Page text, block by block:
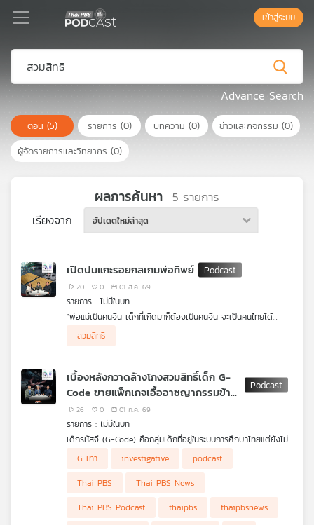
Podcast
เพล
ย์
ลิ
เพล
สต์
เพลง
เข้าสู่ระบบ
Advance Search
ตอน (5) รายการ (0) บทความ (0) ข่าวและกิจกรรม (0)
ผู้จัดรายการและวิทยากร (0)
ผลการค้นหา 5 รายการ
เรียงจาก อัปเดตใหม่ล่าสุด
เปิดปมแกะรอยกลเกมพ่อทิพย์
20 0 01 ส.ค. 69
รายการ : ไม่มีในบท
"พ่อแม่เป็นคนจีน เด็กที่เกิดมาก็ต้องเป็นคนจีน จะเป็นคนไทยได้
อย่างไร?" กลายเป็นประเด็นร้อนประเด็นใหญ่จากข่าวการสวมสิทธิให้
เด็กชาวจีนมีสัญชาติไทย รายการ ไม่มีในบท ชวนย้อนจุดเริ่มต้น
สวมสิทธิสัญชาติไทยให้เด็กจีน ไปค้นพบว่าพ่อทิพย์บางคนถึงหุ้นบริ
ษัททุนจีนขนาดใหญ่อีกด้วย
เบื้องหลังข่าวเล่าโดย...วาทินี นวฤทธิศวิน, อาทิตย์ โชต์สัจจานันท์ และ
เจษฎา ต้นจำปา จากกลุ่มข่าวสืบสวน สำนักข่าว ไทยพีบีเอส ค่ะ
สวมสิทธิ
เบื้องหลังกวาดล้างโกงสวมสิทธิ์เด็ก G-
Code ขายแพ็กเกจเอื้ออาชญากรรมข้าม
ชาติ
26 0 01 ก.ค. 69
รายการ : ไม่มีในบท
เด็กรหัสจี (G-Code) คือกลุ่มเด็กที่อยู่ในระบบการศึกษาไทยแต่ยังไม่มี
รวมถึงลูกหลานแรงงานข้ามชาติ เพื่อให้พวกเขาได้เข้าถึงการศึกษา
ทางการไทยจึงกำหนดรหัสชั่วคราวนี้ให้ แต่นั้นก็กลายเป็นช่องโหว่การ
ทุจริตของเจ้าหน้าที่รัฐ (อีกแล้ว)
จังหวัดเชียงราย โดยได้จับกุม 3 เจ้าหน้าที่รัฐทุจริตสวมสิทธิ์นักเรียน
รหัส G เป็นบัตรหัวศูนย์ ขายแพ็กเกจเอื้ออาชญากรรมข้ามชาติ เล่า
โดย...วาทินี นวฤทธิศวิน, อาทิตย์ โชต์สัจจานันท์ และ เจษฎา ต้น
จำปา จากกลุ่มข่าวสืบสวน สำนักข่าว ไทยพีบีเอส ค่ะ
G เทา investigative
podcast
Thai PBS
Thai PBS News
Thai PBS Podcast
thaipbs
thaipbsnews